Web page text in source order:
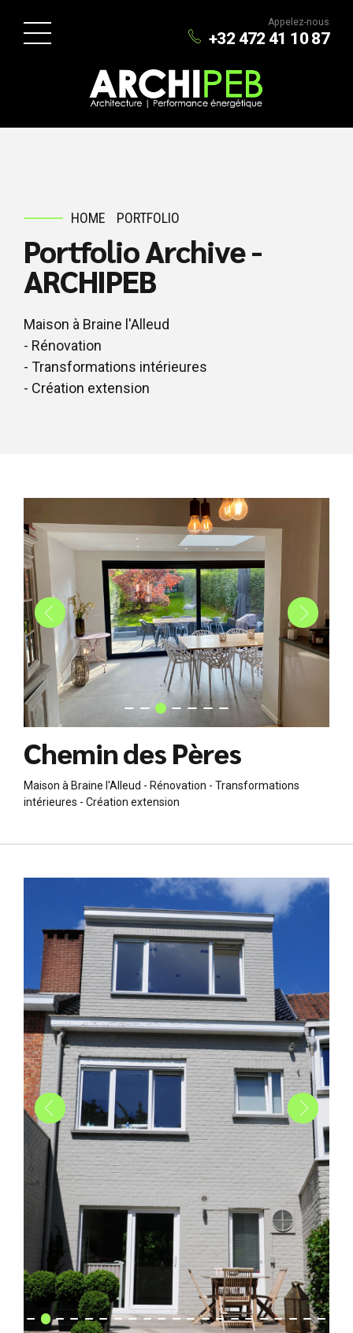
Appelez-nous
+32 472 41 10 87
HOME PORTFOLIO
Portfolio Archive -
ARCHIPEB
Maison à Braine l'Alleud
- Rénovation
- Transformations intérieures
- Création extension
Chemin des Pères
Maison à Braine l'Alleud - Rénovation - Transformations
intérieures - Création extension